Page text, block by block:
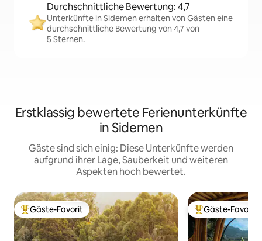
Durchschnittliche Bewertung: 4,7
Unterkünfte in Sidemen erhalten von Gästen eine
durchschnittliche Bewertung von 4,7 von
5 Sternen.
Erstklassig bewertete Ferienunterkünfte
in Sidemen
Gäste sind sich einig: Diese Unterkünfte werden
aufgrund ihrer Lage, Sauberkeit und weiteren
Aspekten hoch bewertet.
Beliebter Gäste-Favorit.
Gäste-Favorit Beliebter Gäste-
Gäste-Favorit